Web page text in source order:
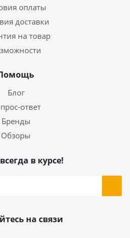
оплаты
доставки
на товар
Блог
ответ
Бренды
Обзоры
в курсе!
на связи